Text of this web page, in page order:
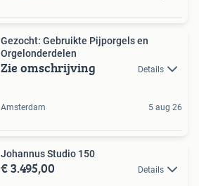
Gezocht: Gebruikte Pijporgels en
Orgelonderdelen
Zie omschrijving Details
Amsterdam 5 aug 26
Johannus Studio 150
€ 3.495,00 Details